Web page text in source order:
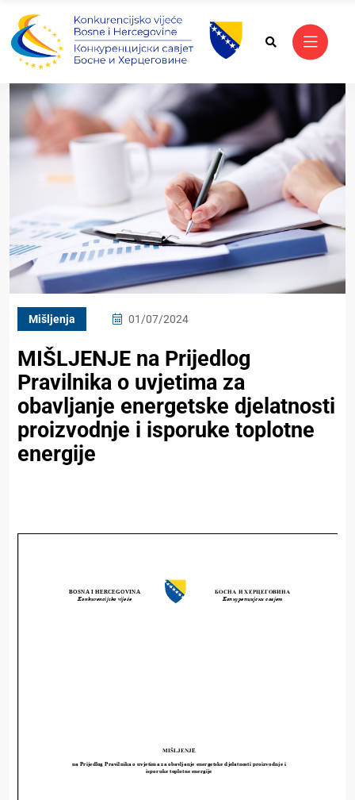
Mišljenja 01/07/2024
MIŠLJENJE na Prijedlog
Pravilnika o uvjetima za
obavljanje energetske djelatnosti
proizvodnje i isporuke toplotne
energije